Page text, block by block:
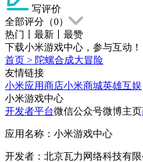
写评价
全部评分（0）
热门
最新
最赞
下载小米游戏中心，参与互动！
首页 > 陀螺合成大冒险
友情链接
小米应用商店小米商城英雄互娱
小米游戏中心
开发者平台微信公众号微博主页
应用名称：小米游戏中心
开发者：北京瓦力网络科技有限